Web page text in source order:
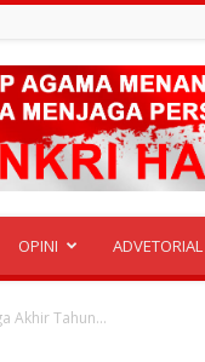
OPINI ADVETORIAL
Akhir Tahun...